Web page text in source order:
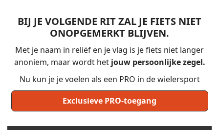
BIJ JE VOLGENDE RIT ZAL JE FIETS NIET
ONOPGEMERKT BLIJVEN.
Met je naam in reliëf en je vlag is je fiets niet langer
anoniem, maar wordt het jouw persoonlijke zegel.
Nu kun je je voelen als een PRO in de wielersport
Exclusieve PRO-toegang